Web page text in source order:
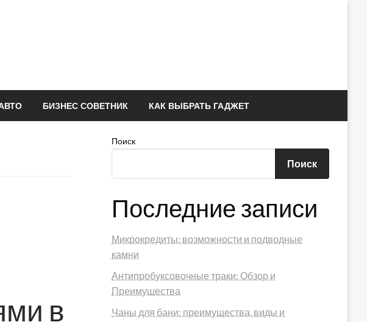
БИЗНЕС СОВЕТНИК КАК ВЫБРАТЬ ГАДЖЕТ
в
Поиск
Поиск
Последние записи
Микрокредиты: возможности и подводные
камни
Антипробуксовочные траки: Обзор и
Преимущества
Чаны для бани: преимущества, виды и